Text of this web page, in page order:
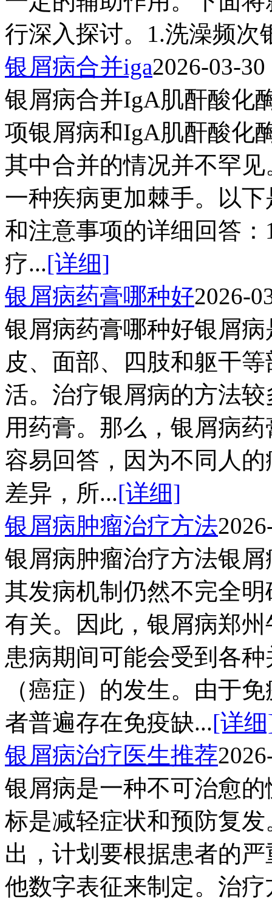
行深入探讨。1.洗澡频次
银屑病合并iga2026-03-30
银屑病合并IgA肌酐酸化
项银屑病和IgA肌酐酸化
其中合并的情况并不罕
一种疾病更加棘手。以
和注意事项的详细回答
疗...[详细]
银屑病药膏哪种好2026-
银屑病药膏哪种好银屑
皮、面部、四肢和躯干
活。治疗银屑病的方法
用药膏。那么，银屑病
容易回答，因为不同人
差异，所...[详细]
银屑病肿瘤治疗方法
银屑病肿瘤治疗方法银
其发病机制仍然不完全
有关。因此，银屑病郑
患病期间可能会受到各
（癌症）的发生。由于
者普遍存在免疫缺...[详
银屑病治疗医生推荐
银屑病是一种不可治愈
标是减轻症状和预防复
出，计划要根据患者的
他数字表征来制定。治